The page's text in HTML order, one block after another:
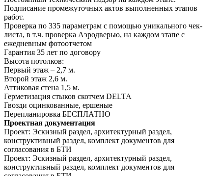
Подписание промежуточных актов выполненных этапов
работ.
Проверка по 335 параметрам с помощью уникального чек-
листа, в т.ч. проверка Аэродверью, на каждом этапе с
ежедневным фотоотчетом
Гарантия 35 лет по договору
Высота потолков:
Первый этаж – 2,7 м.
Второй этаж 2,6 м.
Аттиковая стена 1,5 м.
Герметизация стыков скотчем DELTA
Гвозди оцинкованные, ершеные
Перепланировка БЕСПЛАТНО
Проектная документация
Проект: Эскизный раздел, архитектурный раздел,
конструктивный раздел, комплект документов для
согласования в БТИ
Проект: Эскизный раздел, архитектурный раздел,
конструктивный раздел, комплект документов для